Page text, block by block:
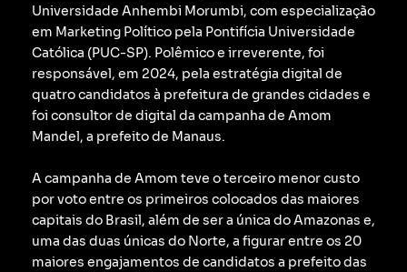
Universidade Anhembi Morumbi, com especialização
em Marketing Político pela Pontifícia Universidade
Católica (PUC-SP). Polêmico e irreverente, foi
responsável, em 2024, pela estratégia digital de
quatro candidatos à prefeitura de grandes cidades e
foi consultor de digital da campanha de Amom
Mandel, a prefeito de Manaus.
A campanha de Amom teve o terceiro menor custo
por voto entre os primeiros colocados das maiores
capitais do Brasil, além de ser a única do Amazonas e,
uma das duas únicas do Norte, a figurar entre os 20
maiores engajamentos de candidatos a prefeito das